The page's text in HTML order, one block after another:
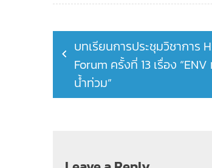
Post
navigation
บทเรียนการประชุมวิชาการ
Forum ครั้งที่ 13 เรื่อง
น้ำท่วม”